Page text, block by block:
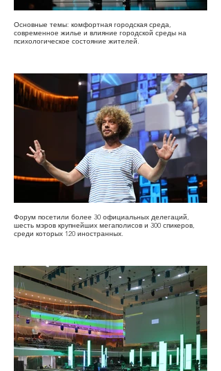
Основные темы: комфортная городская среда,
современное жилье и влияние городской среды на
психологическое состояние жителей.
Форум посетили более 30 официальных делегаций,
шесть мэров крупнейших мегаполисов и 300 спикеров,
среди которых 120 иностранных.